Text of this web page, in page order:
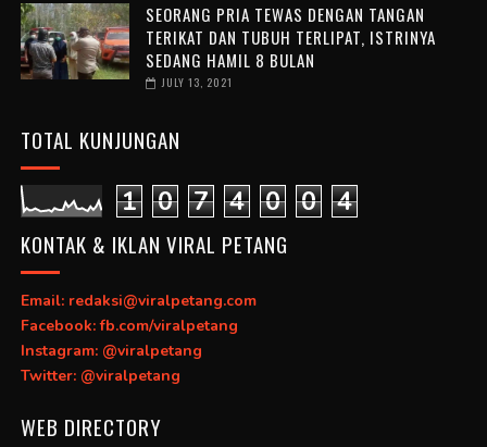
SEORANG PRIA TEWAS DENGAN TANGAN
TERIKAT DAN TUBUH TERLIPAT, ISTRINYA
SEDANG HAMIL 8 BULAN
JULY 13, 2021
TOTAL KUNJUNGAN
1 0 7 4 0 0 4
KONTAK & IKLAN VIRAL PETANG
Email: redaksi@viralpetang.com
Facebook: fb.com/viralpetang
Instagram: @viralpetang
Twitter: @viralpetang
WEB DIRECTORY